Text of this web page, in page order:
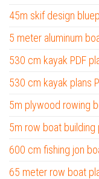
45m skif design
5 meter aluminum
530 cm kayak PDF
530 cm kayak plans
5m plywood rowing
5m row boat building
600 cm fishing jon
65 meter row boat